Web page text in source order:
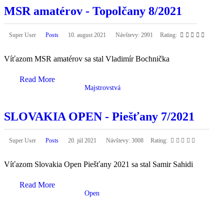
MSR amatérov - Topolčany 8/2021
Super User Posts 10. august 2021 Návštevy: 2991 Rating:
Víťazom MSR amatérov sa stal Vladimír Bochnička
Read More
Majstrovstvá
SLOVAKIA OPEN - Piešťany 7/2021
Super User Posts 20. júl 2021 Návštevy: 3008 Rating:
Víťazom Slovakia Open Piešťany 2021 sa stal Samir Sahidi
Read More
Open